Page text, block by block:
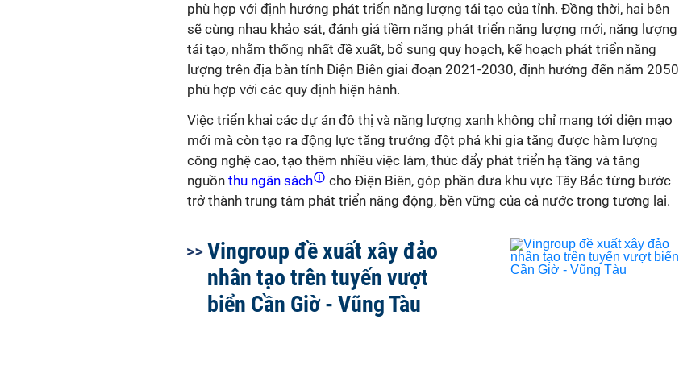
phù hợp với định hướng phát triển năng lượng tái tạo của tỉnh. Đồng thời, hai bên
sẽ cùng nhau khảo sát, đánh giá tiềm năng phát triển năng lượng mới, năng lượng
tái tạo, nhằm thống nhất đề xuất, bổ sung quy hoạch, kế hoạch phát triển năng
lượng trên địa bàn tỉnh Điện Biên giai đoạn 2021-2030, định hướng đến năm 2050
phù hợp với các quy định hiện hành.
Việc triển khai các dự án đô thị và năng lượng xanh không chỉ mang tới diện mạo
mới mà còn tạo ra động lực tăng trưởng đột phá khi gia tăng được hàm lượng
công nghệ cao, tạo thêm nhiều việc làm, thúc đẩy phát triển hạ tầng và tăng
nguồn thu ngân sách
cho Điện Biên, góp phần đưa khu vực Tây Bắc từng bước
trở thành trung tâm phát triển năng động, bền vững của cả nước trong tương lai.
Vingroup đề xuất xây đảo
nhân tạo trên tuyến vượt
biển Cần Giờ - Vũng Tàu